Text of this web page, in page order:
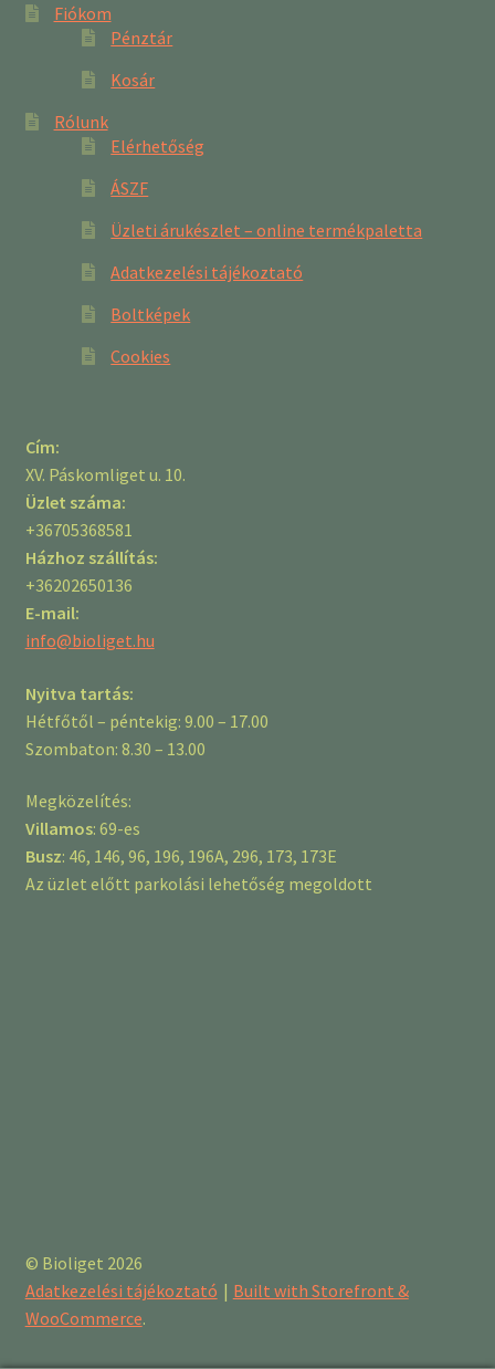
Fiókom
Pénztár
Kosár
Rólunk
Elérhetőség
ÁSZF
Üzleti árukészlet – online termékpaletta
Adatkezelési tájékoztató
Boltképek
Cookies
Cím:
XV. Páskomliget u. 10.
Üzlet száma:
+36705368581
Házhoz szállítás:
+36202650136
E-mail:
info@bioliget.hu
Nyitva tartás:
Hétfőtől – péntekig: 9.00 – 17.00
Szombaton: 8.30 – 13.00
Megközelítés:
Villamos: 69-es
Busz: 46, 146, 96, 196, 196A, 296, 173, 173E
Az üzlet előtt parkolási lehetőség megoldott
© Bioliget 2026
Adatkezelési tájékoztató
Built with Storefront &
WooCommerce.